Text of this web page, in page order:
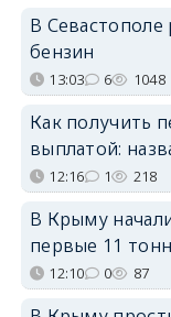
В
бензин
13:03 6 1048
Как получить
выплатой:
12:16 1 218
В Крыму
первые 11
12:10 0 87